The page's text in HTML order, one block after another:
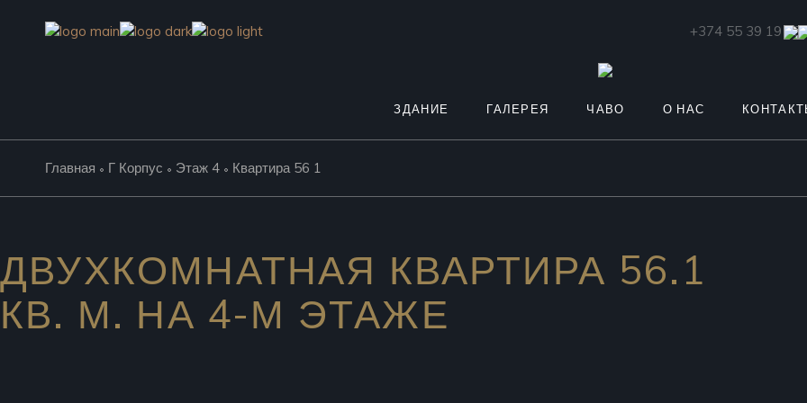
+374 55 39 19 19
ЗДАНИЕ ГАЛЕРЕЯ ЧАВО О НАС
Главная Г Корпус Этаж 4 Квартира 56 1
ДВУХКОМНАТНАЯ КВАРТИРА 56.1
КВ. М. НА 4-М ЭТАЖЕ